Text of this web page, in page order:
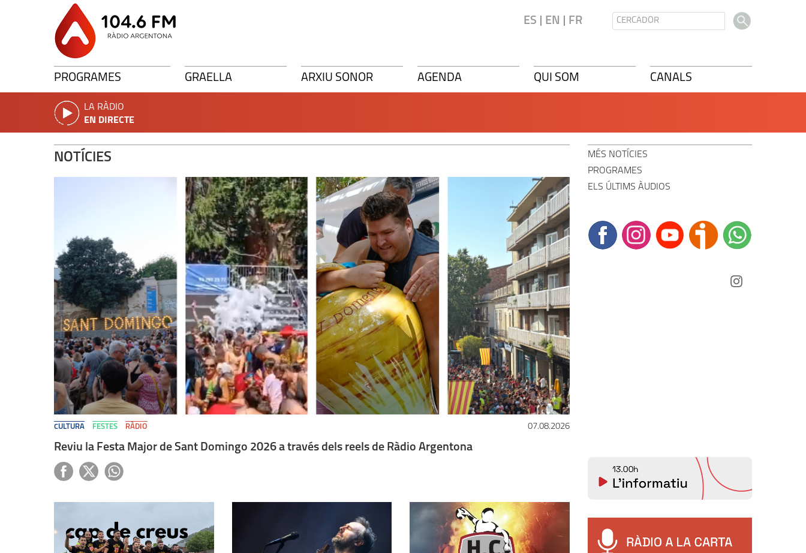
PROGRAMES GRAELLA ARXIU SONOR AGENDA QUI SOM CANALS
ES EN FR
LA RÀDIO
EN DIRECTE
NOTÍCIES
CULTURA FESTES RÀDIO 07.08.2026
Reviu la Festa Major de Sant Domingo 2026 a través dels reels de Ràdio Argentona
MÉS NOTÍCIES
PROGRAMES
ELS ÚLTIMS ÀUDIOS